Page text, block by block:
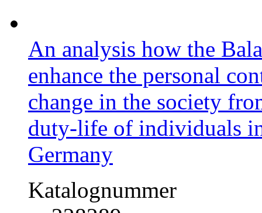
An analysis how the
enhance the personal
change in the society
duty-life of individuals
Germany
Katalognummer